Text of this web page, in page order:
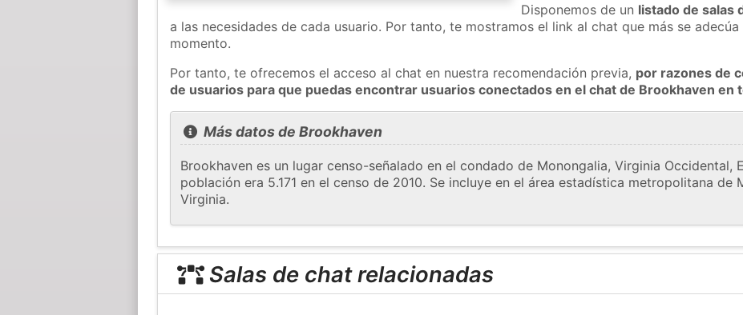
Disponemos de un listado de salas
a las necesidades de cada usuario. Por tanto, te mostramos el link al chat que más se
momento.
Por tanto, te ofrecemos el acceso al chat en nuestra recomendación previa, por razones de
de usuarios para que puedas encontrar usuarios conectados en el chat de Brookhaven en
Más datos de Brookhaven
Brookhaven es un lugar censo-señalado en el condado de Monongalia, Virginia Occidental,
población era 5.171 en el censo de 2010. Se incluye en el área estadística metropolitana de
Virginia.
Salas de chat relacionadas